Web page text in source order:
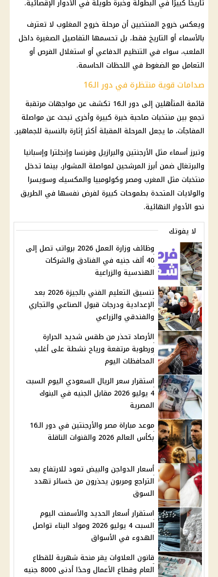
تاريخًا كبيرًا في البطولة وخبرة طويلة في الأدوار الإقصائية.
ويعكس خروج المنتخبين أن مرحلة خروج المغلوب لا تعترف
بالأسماء أو التاريخ فقط، بل تحسمها التفاصيل الصغيرة داخل
الملعب، سواء في التنظيم الدفاعي أو استغلال الفرص أو
التعامل مع الضغوط في اللحظات الحاسمة.
صدامات قوية منتظرة في دور الـ16
قائمة المتأهلين إلى دور الـ16 تكشف عن مواجهات مرتقبة
تجمع بين منتخبات صاحبة خبرة كبيرة وأخرى تبحث عن مواصلة
المفاجآت، ما يجعل المرحلة المقبلة أكثر إثارة بالنسبة للجماهير.
وتبرز أسماء مثل الأرجنتين والبرازيل وفرنسا وإنجلترا وإسبانيا
والبرتغال ضمن أبرز المرشحين لمواصلة المشوار، بينما تدخل
منتخبات مثل المغرب ومصر وكولومبيا والمكسيك وسويسرا
والولايات المتحدة بطموحات كبيرة لفرض نفسها في الطريق
نحو الأدوار النهائية.
لا يفوتك
وظائف وزارة العمل 2026 برواتب تصل إلى
40 ألف جنيه في الفنادق والشركات
الهندسية والزراعية
تنسيق التعليم الفني بالجيزة 2026 بعد
الإعدادية ودرجات قبول الصناعي والتجاري
والفندقي والزراعي
الأرصاد تحذر من طقس شديد الحرارة
ورطوبة مرتفعة ورياح نشطة على أغلب
المحافظات اليوم
استقرار سعر الريال السعودي اليوم السبت
4 يوليو 2026 مقابل الجنيه في البنوك
المصرية
موعد مباراة مصر والأرجنتين في دور الـ16
بكأس العالم 2026 والقنوات الناقلة
أسعار الدواجن والبيض تعود للارتفاع بعد
التراجع ومربون يحذرون من خسائر تهدد
السوق
استقرار أسعار الحديد والأسمنت اليوم
السبت 4 يوليو 2026 ومواد البناء تواصل
الهدوء في الأسواق
قانون العلاوات يقر منحة شهرية للقطاع
العام وقطاع الأعمال وحدًا أدنى 8000 جنيه